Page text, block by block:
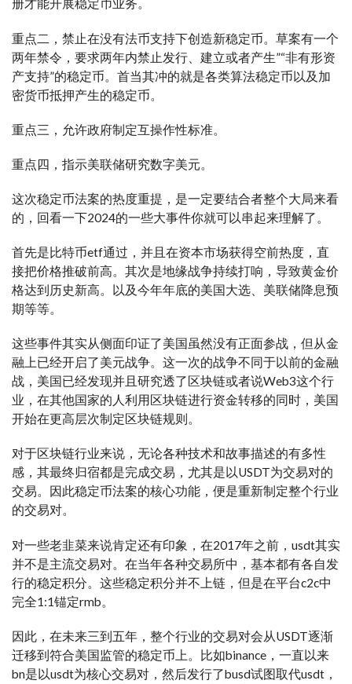
册才能开展稳定币业务。
重点二，禁止在没有法币支持下创造新稳定币。草案有一个
两年禁令，要求两年内禁止发行、建立或者产生”“非有形资
产支持”的稳定币。首当其冲的就是各类算法稳定币以及加
密货币抵押产生的稳定币。
重点三，允许政府制定互操作性标准。
重点四，指示美联储研究数字美元。
这次稳定币法案的热度重提，是一定要结合者整个大局来看
的，回看一下2024的一些大事件你就可以串起来理解了。
首先是比特币etf通过，并且在资本市场获得空前热度，直
接把价格推破前高。其次是地缘战争持续打响，导致黄金价
格达到历史新高。以及今年年底的美国大选、美联储降息预
期等等。
这些事件其实从侧面印证了美国虽然没有正面参战，但从金
融上已经开启了美元战争。这一次的战争不同于以前的金融
战，美国已经发现并且研究透了区块链或者说Web3这个行
业，在其他国家的人利用区块链进行资金转移的同时，美国
开始在更高层次制定区块链规则。
对于区块链行业来说，无论各种技术和故事描述的有多性
感，其最终归宿都是完成交易，尤其是以USDT为交易对的
交易。因此稳定币法案的核心功能，便是重新制定整个行业
的交易对。
对一些老韭菜来说肯定还有印象，在2017年之前，usdt其实
并不是主流交易对。在当年各种交易所中，基本都有各自发
行的稳定积分。这些稳定积分并不上链，但是在平台c2c中
完全1:1锚定rmb。
因此，在未来三到五年，整个行业的交易对会从USDT逐渐
迁移到符合美国监管的稳定币上。比如binance，一直以来
bn是以usdt为核心交易对，然后发行了busd试图取代usdt，